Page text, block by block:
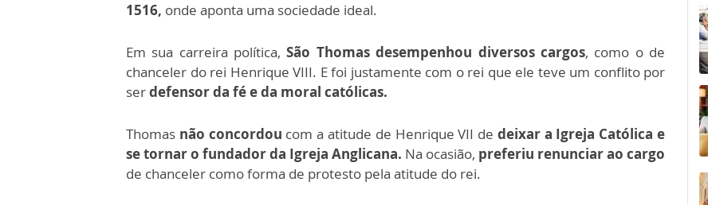
1516, onde aponta uma sociedade ideal.
Em sua carreira política,São Thomas desempenhou diversos cargos, como o de
chanceler do rei Henrique VIII. E foi justamente com o rei que ele teve um conflito por
serdefensor da fé e da moral católicas.
Thomas não concordou com a atitude de Henrique VII de deixar a Igreja Católica e
se tornar o fundador da Igreja Anglicana. Na ocasião, preferiu renunciar ao cargo
de chanceler como forma de protesto pela atitude do rei.